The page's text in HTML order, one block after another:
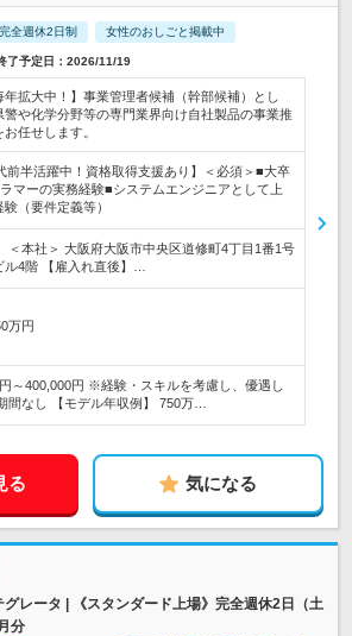
完全週休2日制 女性のおしごと掲載中
予定日：2026/11/19
年拡大中！】事業管理者候補（幹部候補）とし
警や化学分野等の専門業界向け自社製品の事業推
任せします。
前半活躍中！資格取得支援あり】＜必須＞■大卒
マーの実務経験■システムエンジニアとして上
（要件定義等）
＜本社＞ 大阪府大阪市中央区道修町4丁目1番1号
ル4階 【雇入れ直後】…
万円
～400,000円 ※経験・スキルを考慮し、優遇し
間なし 【モデル年収例】 750万…
る 気になる
レータ | 《スタンダード上場》完全週休2日（土
分